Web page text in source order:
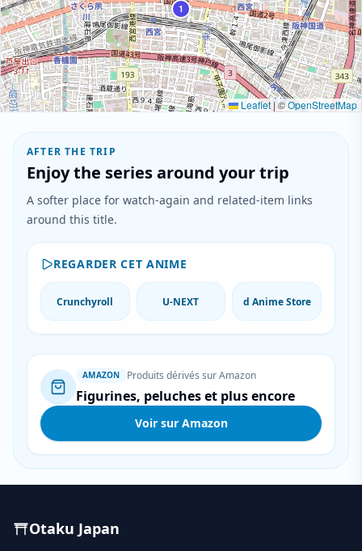
1
Leaflet|©OpenStreetMap
AFTER THE TRIP
Enjoy the series around your trip
A softer place for watch-again and related-item links
around this title.
REGARDER CET ANIME
Crunchyroll U-NEXT d Anime Store
AMAZON Produits dérivés sur Amazon
Figurines, peluches et plus encore
Voir sur Amazon
Otaku Japan